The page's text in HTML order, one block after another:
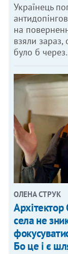
Українець
на
взяли зараз,
було б
ОЛЕНА СТРУК
села не
Бо це і є